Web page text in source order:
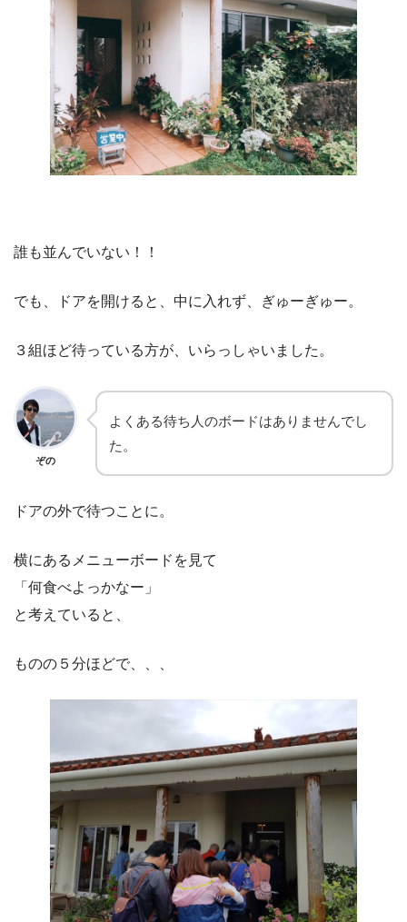
誰も並んでいない！！
でも、ドアを開けると、中に入れず、ぎゅーぎゅー。
３組ほど待っている方が、いらっしゃいました。
ぞの
よくある待ち人のボードはありませんでし
た。
ドアの外で待つことに。
横にあるメニューボードを見て
「何食べよっかなー」
と考えていると、
ものの５分ほどで、、、